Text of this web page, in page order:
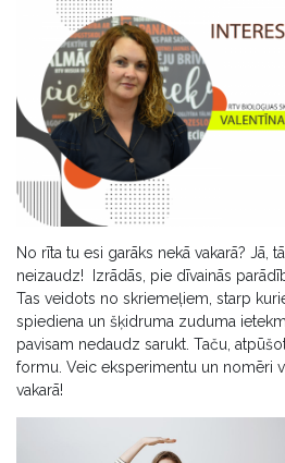
No rīta tu esi garāks nekā vakarā? Jā,
neizaudz! Izrādās, pie dīvainās
Tas veidots no skriemeļiem, starp
spiediena un šķidruma zuduma
pavisam nedaudz sarukt. Taču,
formu. Veic eksperimentu un nomēri
vakarā!